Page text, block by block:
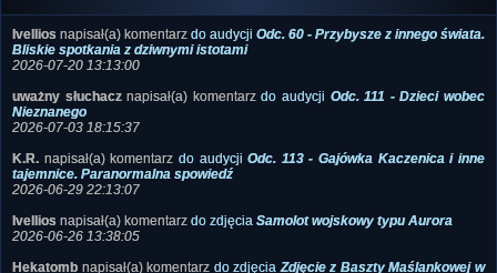
uważny słuchacz napisał(a) komentarz
Nieznanego
K.R.napisał(a) komentarz
tajemnice. Paranormalna spowiedź
Ivelliosnapisał(a) komentarzdo zdjęcia
2026-06-26 13:38:05
Hekatombnapisał(a) komentarzdo zdjęciaZdjęcie z Baszty Maślankowej w
Malborku